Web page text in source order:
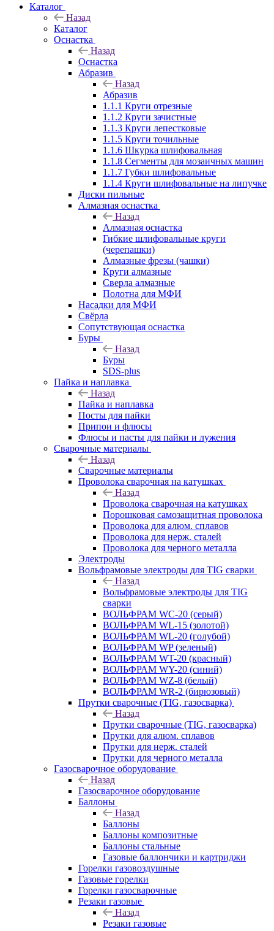
Каталог
Назад
Каталог
Оснастка
Назад
Оснастка
Абразив
Назад
Абразив
1.1.1 Круги отрезные
1.1.2 Круги зачистные
1.1.3 Круги лепестковые
1.1.5 Круги точильные
1.1.6 Шкурка шлифовальная
1.1.8 Сегменты для мозаичных машин
1.1.7 Губки шлифовальные
1.1.4 Круги шлифовальные на липучке
Диски пильные
Алмазная оснастка
Назад
Алмазная оснастка
Гибкие шлифовальные круги
(черепашки)
Алмазные фрезы (чашки)
Круги алмазные
Сверла алмазные
Полотна для МФИ
Насадки для МФИ
Свёрла
Сопутствующая оснастка
Буры
Назад
Буры
SDS-plus
Пайка и наплавка
Назад
Пайка и наплавка
Посты для пайки
Припои и флюсы
Флюсы и пасты для пайки и лужения
Сварочные материалы
Назад
Сварочные материалы
Проволока сварочная на катушках
Назад
Проволока сварочная на катушках
Порошковая самозащитная проволока
Проволока для алюм. сплавов
Проволока для нерж. сталей
Проволока для черного металла
Электроды
Вольфрамовые электроды для TIG сварки
Назад
Вольфрамовые электроды для TIG
сварки
ВОЛЬФРАМ WC-20 (серый)
ВОЛЬФРАМ WL-15 (золотой)
ВОЛЬФРАМ WL-20 (голубой)
ВОЛЬФРАМ WP (зеленый)
ВОЛЬФРАМ WT-20 (красный)
ВОЛЬФРАМ WY-20 (синий)
ВОЛЬФРАМ WZ-8 (белый)
ВОЛЬФРАМ WR-2 (бирюзовый)
Прутки сварочные (TIG, газосварка)
Назад
Прутки сварочные (TIG, газосварка)
Прутки для алюм. сплавов
Прутки для нерж. сталей
Прутки для черного металла
Газосварочное оборудование
Назад
Газосварочное оборудование
Баллоны
Назад
Баллоны
Баллоны композитные
Баллоны стальные
Газовые баллончики и картриджи
Горелки газовоздушные
Газовые горелки
Горелки газосварочные
Резаки газовые
Назад
Резаки газовые